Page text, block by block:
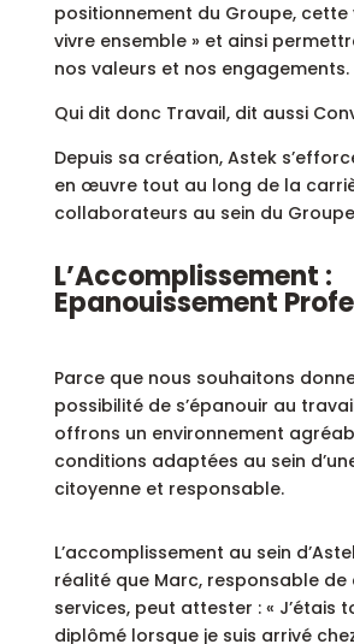
positionnement du Groupe, cette
vivre ensemble » et ainsi
nos valeurs et nos engagements.
Qui dit donc Travail, dit aussi
Depuis sa création, Astek
en œuvre tout au long de la
collaborateurs au sein du
L’Accomplissement :
Epanouissement
Parce que nous souhaitons
possibilité de s’épanouir au
offrons un environnement
conditions adaptées au sein
citoyenne et responsable.
L’accomplissement au sein
réalité que Marc, responsable de
services, peut attester : « J’étais
diplômé lorsque je suis arrivé